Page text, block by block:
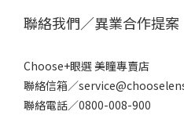
聯絡我們／異業合作提案
Choose+眼選 美瞳專賣店
聯絡信箱／
聯絡電話／0800-008-900